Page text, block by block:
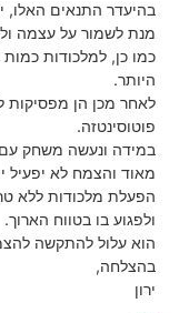
בהיעדר התנאים האלו,
מנת לשמור על עצמה
כמו כן, למלכודות
היותר.
לאחר מכן הן מפסיקות
פוטוסינטזה.
במידה ונעשה משחק עם
מאוד והצמח לא יפעיל
הפעלת מלכודות ללא
ולפגוע בו בטווח הארוך.
הוא עלול להתקשה
בהצלחה,
ירון